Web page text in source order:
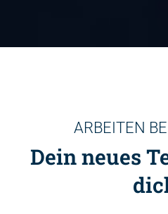
ARBEITEN
Dein neues